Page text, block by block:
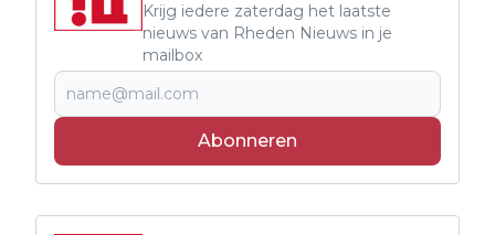
Krijg iedere zaterdag het laatste
nieuws van Rheden Nieuws in je
mailbox
Abonneren